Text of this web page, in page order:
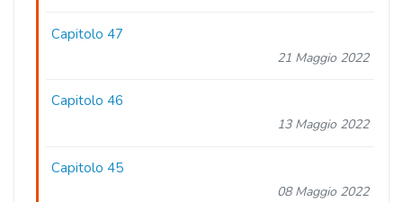
Capitolo 47
21 Maggio 2022
Capitolo 46
13 Maggio 2022
Capitolo 45
08 Maggio 2022